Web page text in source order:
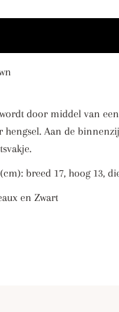
door middel van
hengsel. Aan de
breed 17, hoog 13,
en Zwart